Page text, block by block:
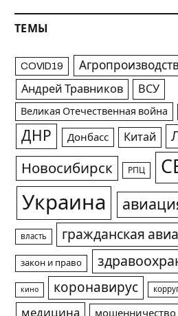
ТЕМЫ
COVID19
Андрей Травников ВСУ
Великая Отечественная война
ДНР Донбасс Китай
Новосибирск РПЦ
Украина
власть гражданская
закон и право
кино коронавирус
медицина
мошенничество